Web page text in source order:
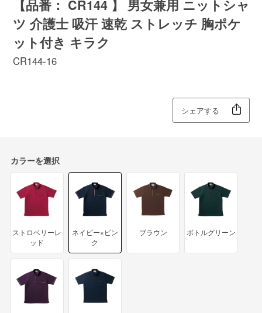
【品番： CR144 】 男女兼用 ニットシャ
ツ 介護士 吸汗 速乾 ストレッチ 胸ポケ
ット付き キラク
CR144-16
シェアする
カラーを選択
ストロベリーレ
ッド
ネイビー×ピン
ク
ブラウン ボトルグリーン